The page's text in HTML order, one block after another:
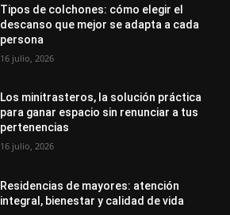
Tipos de colchones: cómo elegir el
descanso que mejor se adapta a cada
persona
16 julio, 2026
Los minitrasteros, la solución práctica
para ganar espacio sin renunciar a tus
pertenencias
16 julio, 2026
Residencias de mayores: atención
integral, bienestar y calidad de vida